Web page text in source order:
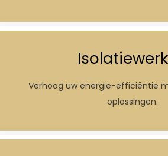
Verhoog uw energie-efficiëntie
oplossingen.